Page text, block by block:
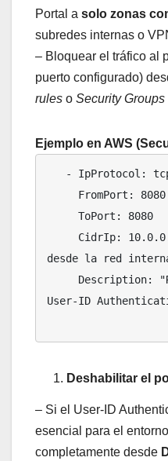
Portal a solo zonas
subredes internas o
– Bloquear el tráfico al
puerto configurado)
rules o Security Groups
Ejemplo en AWS
desde la red
User-ID
Deshabilitar el
– Si el User-ID
esencial para el
completamente desde